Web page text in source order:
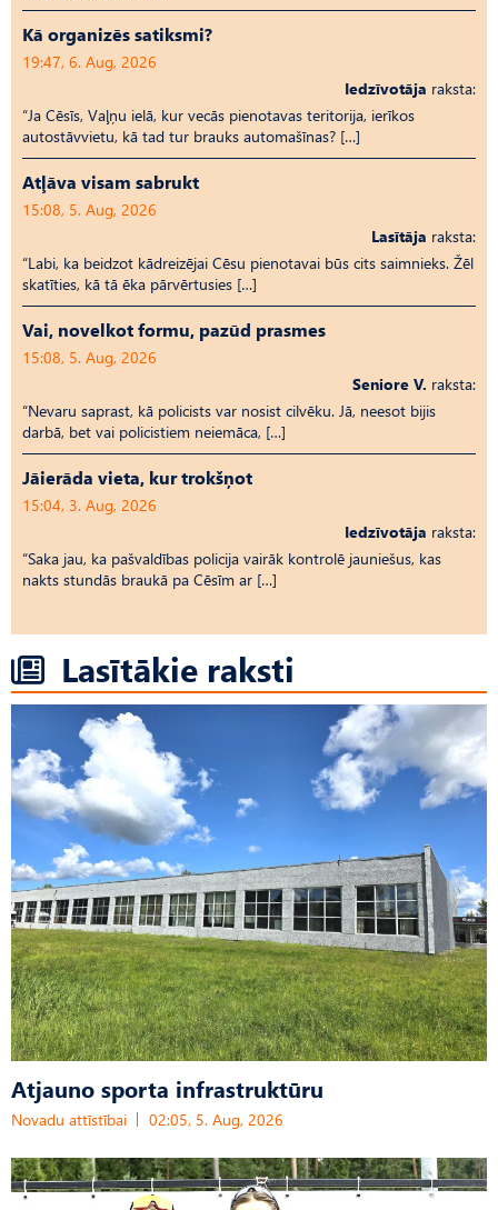
Kā organizēs satiksmi?
19:47, 6. Aug, 2026
Iedzīvotāja raksta:
“Ja Cēsīs, Vaļņu ielā, kur vecās pienotavas teritorija, ierīkos
autostāvvietu, kā tad tur brauks automašīnas? […]
Atļāva visam sabrukt
15:08, 5. Aug, 2026
Lasītāja raksta:
“Labi, ka beidzot kādreizējai Cēsu pienotavai būs cits saimnieks. Žēl
skatīties, kā tā ēka pārvērtusies […]
Vai, novelkot formu, pazūd prasmes
15:08, 5. Aug, 2026
Seniore V. raksta:
“Nevaru saprast, kā policists var nosist cilvēku. Jā, neesot bijis
darbā, bet vai policistiem neiemāca, […]
Jāierāda vieta, kur trokšņot
15:04, 3. Aug, 2026
Iedzīvotāja raksta:
“Saka jau, ka pašvaldības policija vairāk kontrolē jauniešus, kas
nakts stundās braukā pa Cēsīm ar […]
Lasītākie raksti
Atjauno sporta infrastruktūru
Novadu attīstībai 02:05, 5. Aug, 2026